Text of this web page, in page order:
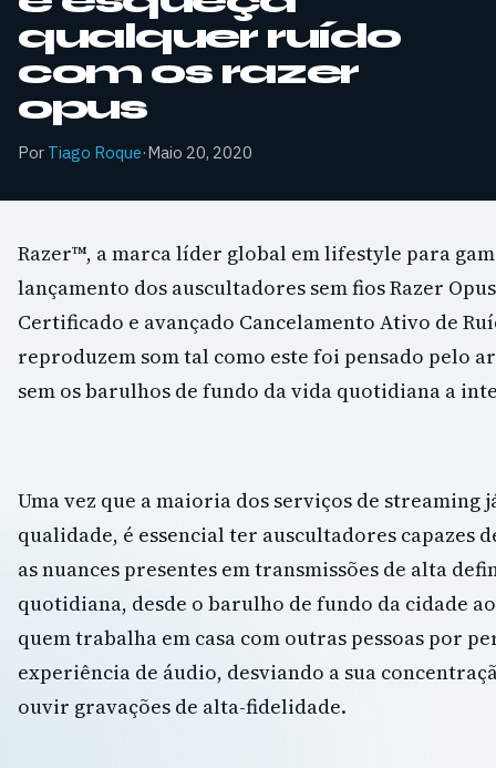
qualquer ruído
com os razer
opus
Por Tiago Roque·Maio 20, 2020
Razer™, a marca líder global em lifestyle para
lançamento dos auscultadores sem fios Razer
Certificado e avançado Cancelamento Ativo de
reproduzem som tal como este foi pensado pelo
sem os barulhos de fundo da vida quotidiana a
Uma vez que a maioria dos serviços de streaming
qualidade, é essencial ter auscultadores capazes
as nuances presentes em transmissões de alta
quotidiana, desde o barulho de fundo da cidade
quem trabalha em casa com outras pessoas por
experiência de áudio, desviando a sua
ouvir gravações de alta-fidelidade.